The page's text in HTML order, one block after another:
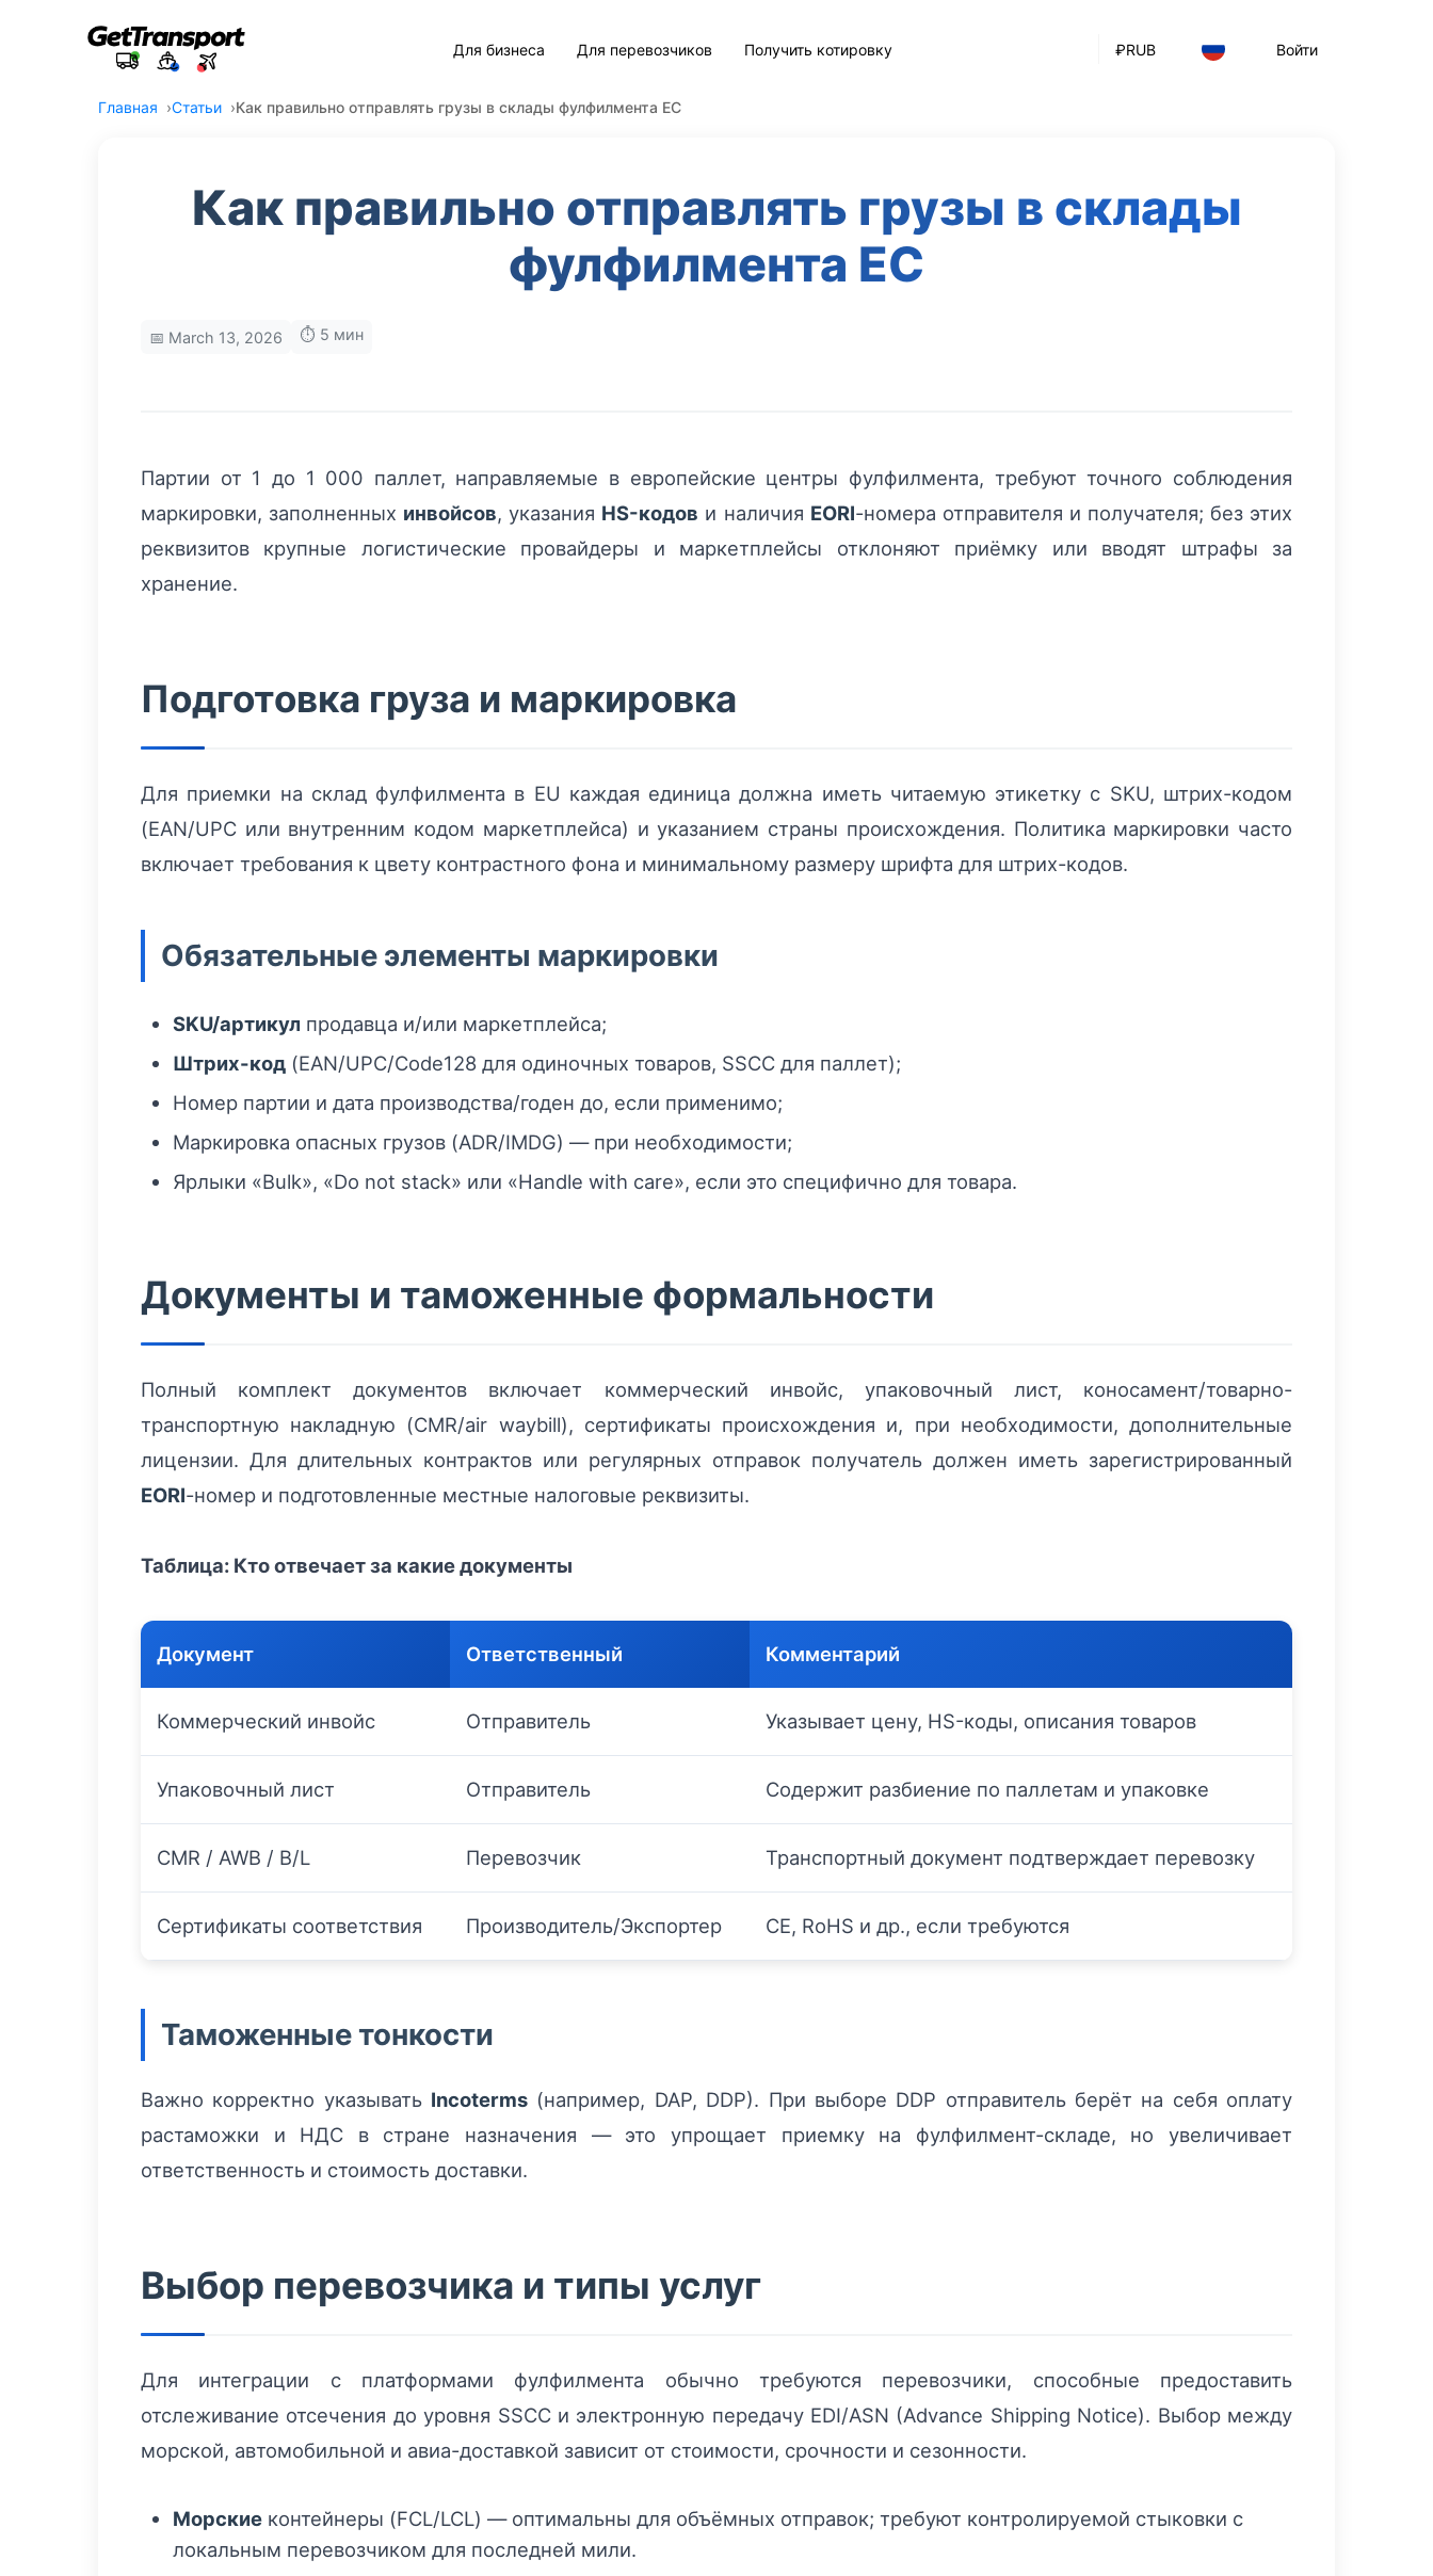
₽RUB Войти
Для бизнеса Для перевозчиков Получить котировку
Главная Статьи Как правильно отправлять грузы в склады фулфилмента ЕС
Как правильно отправлять грузы в склады
фулфилмента ЕС
📅 March 13, 2026 ⏱️ 5 мин
Партии от 1 до 1 000 паллет, направляемые в европейские центры фулфилмента, требуют точного соблюдения
маркировки, заполненных инвойсов, указания HS-кодов и наличия EORI-номера отправителя и получателя; без этих
реквизитов крупные логистические провайдеры и маркетплейсы отклоняют приёмку или вводят штрафы за
хранение.
Подготовка груза и маркировка
Для приемки на склад фулфилмента в EU каждая единица должна иметь читаемую этикетку с SKU, штрих-кодом
(EAN/UPC или внутренним кодом маркетплейса) и указанием страны происхождения. Политика маркировки часто
включает требования к цвету контрастного фона и минимальному размеру шрифта для штрих-кодов.
Обязательные элементы маркировки
SKU/артикул продавца и/или маркетплейса;
Штрих-код (EAN/UPC/Code128 для одиночных товаров, SSCC для паллет);
Номер партии и дата производства/годен до, если применимо;
Маркировка опасных грузов (ADR/IMDG) — при необходимости;
Ярлыки «Bulk», «Do not stack» или «Handle with care», если это специфично для товара.
Документы и таможенные формальности
Полный комплект документов включает коммерческий инвойс, упаковочный лист, коносамент/товарно-
транспортную накладную (CMR/air waybill), сертификаты происхождения и, при необходимости, дополнительные
лицензии. Для длительных контрактов или регулярных отправок получатель должен иметь зарегистрированный
EORI-номер и подготовленные местные налоговые реквизиты.
Таблица: Кто отвечает за какие документы
Документ Ответственный Комментарий
Коммерческий инвойс Отправитель Указывает цену, HS-коды, описания товаров
Упаковочный лист Отправитель Содержит разбиение по паллетам и упаковке
CMR / AWB / B/L Перевозчик Транспортный документ подтверждает перевозку
Сертификаты соответствия Производитель/Экспортер CE, RoHS и др., если требуются
Таможенные тонкости
Важно корректно указывать Incoterms (например, DAP, DDP). При выборе DDP отправитель берёт на себя оплату
растаможки и НДС в стране назначения — это упрощает приемку на фулфилмент-складе, но увеличивает
ответственность и стоимость доставки.
Выбор перевозчика и типы услуг
Для интеграции с платформами фулфилмента обычно требуются перевозчики, способные предоставить
отслеживание отсечения до уровня SSCC и электронную передачу EDI/ASN (Advance Shipping Notice). Выбор между
морской, автомобильной и авиа-доставкой зависит от стоимости, срочности и сезонности.
Морские контейнеры (FCL/LCL) — оптимальны для объёмных отправок; требуют контролируемой стыковки с
локальным перевозчиком для последней мили.